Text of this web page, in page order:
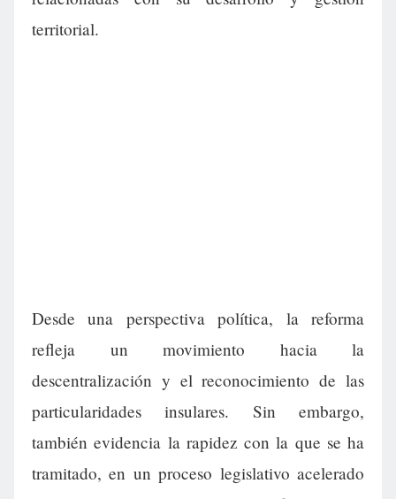
territorial.
Desde una perspectiva política, la reforma
refleja un movimiento hacia la
descentralización y el reconocimiento de las
particularidades insulares. Sin embargo,
también evidencia la rapidez con la que se ha
tramitado, en un proceso legislativo acelerado